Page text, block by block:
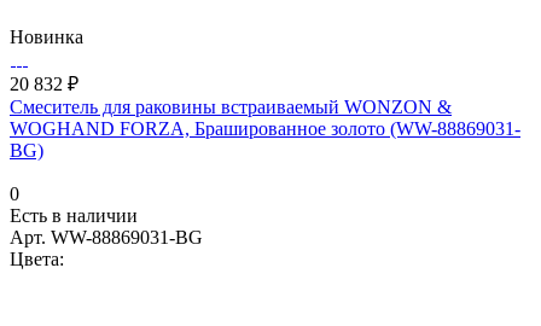
Новинка
20 832 ₽
Смеситель для раковины встраиваемый WONZON &
WOGHAND FORZA, Брашированное золото (WW-88869031-
BG)
0
Есть в наличии
Арт. WW-88869031-BG
Цвета: